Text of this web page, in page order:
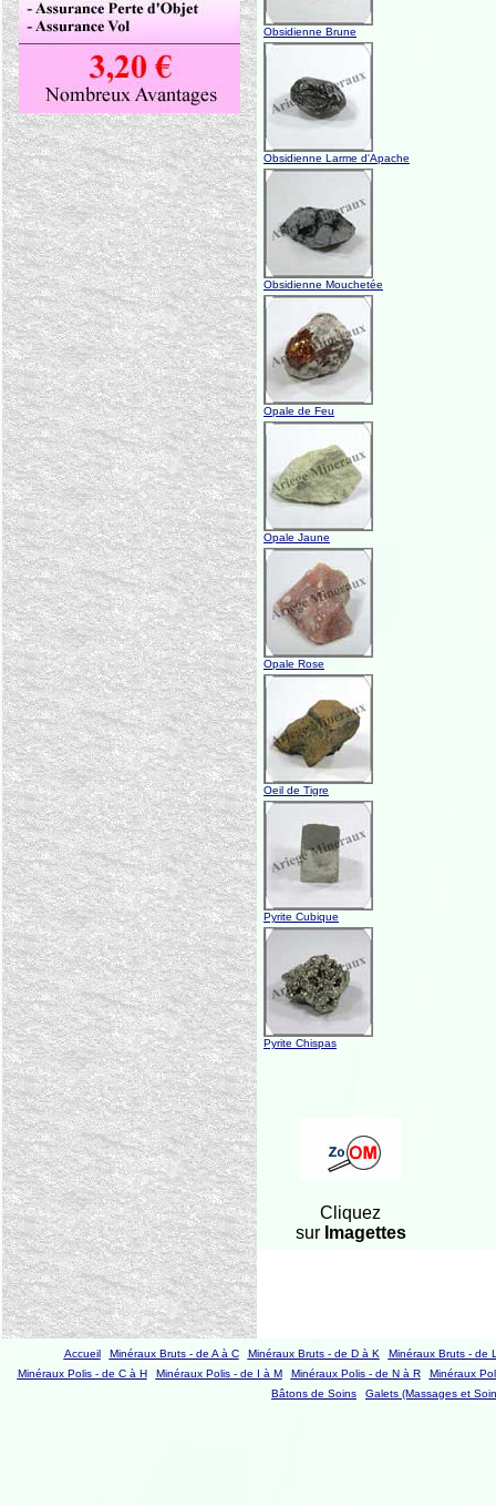
Obsidienne Brune
Obsidienne Larme d'Apache
Obsidienne Mouchetée
Opale de Feu
Opale Jaune
Opale Rose
Oeil de Tigre
Pyrite Cubique
Pyrite Chispas
Cliquez
surImagettes
Accueil Minéraux Bruts - de A à C Minéraux Bruts - de D à K
Minéraux Bruts - de
Minéraux Polis - de C à H
Minéraux Polis - de I à M Minéraux Polis - de N à R
Minéraux
Bâtons de Soins
Galets (Massages et